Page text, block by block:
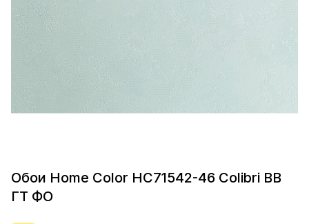
Обои Home Color HC71542-46 Colibri ВВ
ГТ ФО